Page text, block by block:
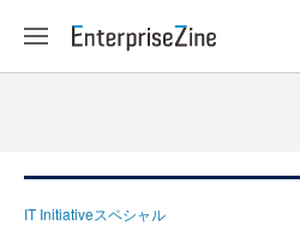
IT Initiativeスペシャル